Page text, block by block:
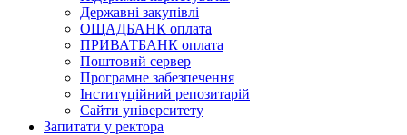
Державні закупівлі
ОЩАДБАНК оплата
ПРИВАТБАНК оплата
Поштовий сервер
Програмне забезпечення
Інституційний репозитарій
Сайти університету
Запитати у ректора